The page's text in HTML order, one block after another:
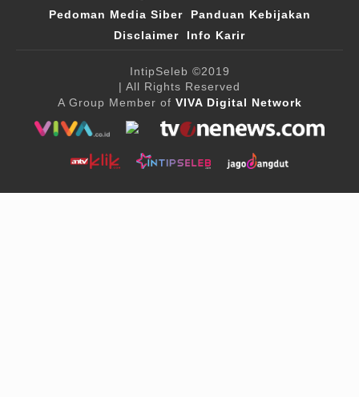
Pedoman Media Siber
Panduan Kebijakan
Disclaimer
Info Karir
IntipSeleb ©2019
| All Rights Reserved
A Group Member of VIVA Digital Network